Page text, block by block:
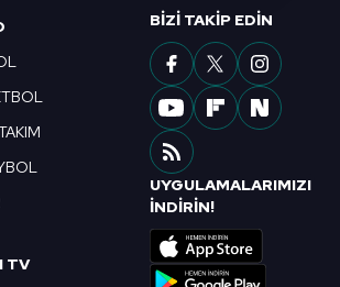
detaylı bilgi için Ayarlar
ve sitemizde ilgili
TV
BIZI TAKIP EDIN
UYGULAMALARIMIZI
İNDİRİN!